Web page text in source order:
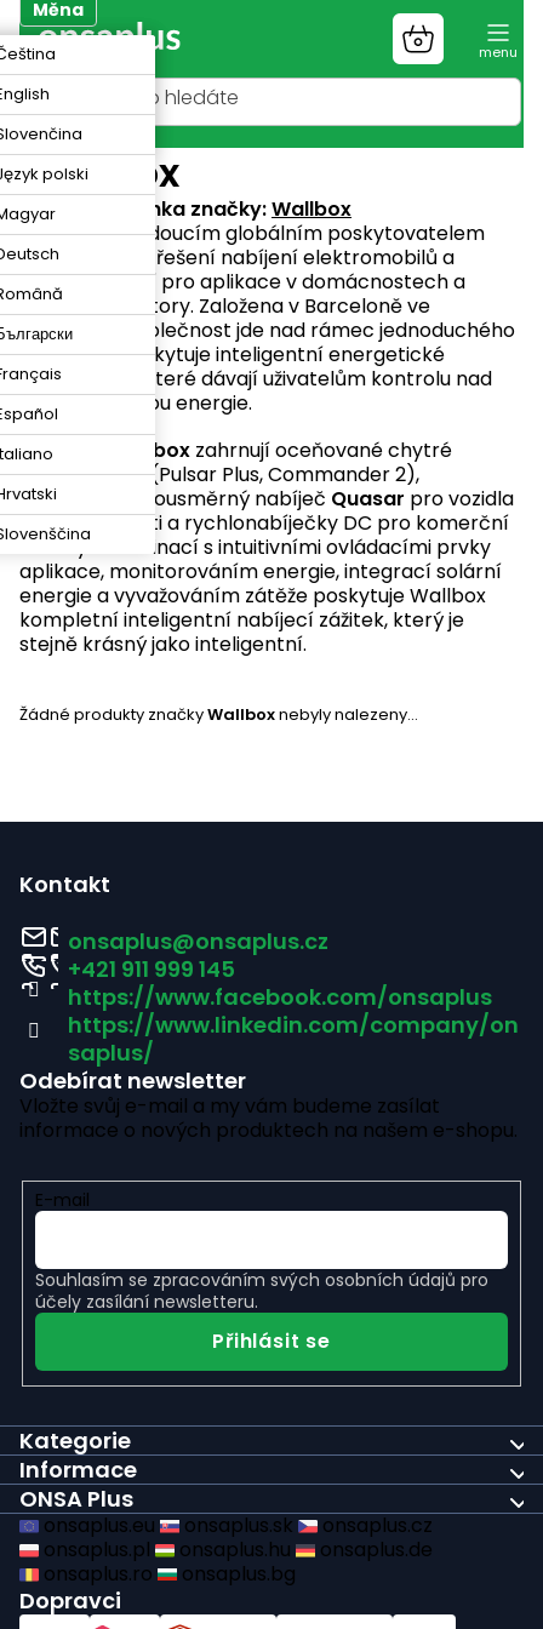
Přejít
na
obsah
Měna
polski
Nákupní
košík
Wallbox
Webová stránka značky:Wallbox
Wallboxje vedoucím globálním poskytovatelem
inteligentních řešení nabíjení elektromobilů a
správy energií pro aplikace v domácnostech a
komerční sektory. Založena v Barceloně ve
Španělsku, společnost jde nad rámec jednoduchého
nabíjení a poskytuje inteligentní energetické
ekosystémy, které dávají uživatelům kontrolu nad
jejich spotřebou energie.
Produkty
Wallbox zahrnují oceňované chytré
nabíječky AC (Pulsar Plus, Commander 2),
průlomový obousměrný nabíječ Quasar pro vozidla
do domácnosti a rychlonabíječky DC pro komerční
lokality. Kombinací s intuitivními ovládacími prvky
aplikace, monitorováním energie, integrací solární
energie a vyvažováním zátěže poskytuje Wallbox
kompletní inteligentní nabíjecí zážitek, který je
stejně krásný jako inteligentní.
Žádné produkty značkyWallboxnebyly nalezeny...
áKontakt
onsaplus@onsaplus.cz
+421 911 999 145
https://www.facebook.com/onsaplus
https://www.linkedin.com/company/on
saplus/
Odebírat newsletter
Vložte svůj e-mail a my vám budeme zasílat
informace o nových produktech na našem e-shopu.
E-mail
Souhlasím se zpracováním svých osobních údajů pro
účely zasílání newsletteru.
Přihlásit se
Kategorie
Informace
ONSA Plus
onsaplus.eu onsaplus.sk
onsaplus.cz
onsaplus.pl
onsaplus.hu
onsaplus.de
onsaplus.ro
onsaplus.bg
Dopravci